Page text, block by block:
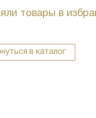
товары в
в каталог